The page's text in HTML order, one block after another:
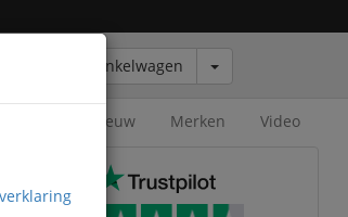
Winkelwagen
Nieuw Merken Video